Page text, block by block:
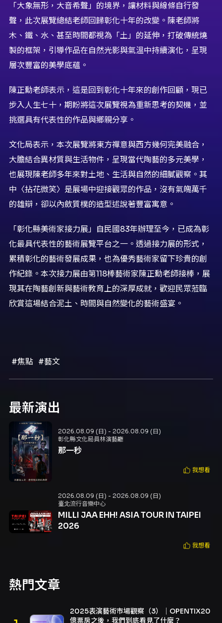
「大象無形，大音希聲」的境界，讓材料與線條自行發
聲，此次展覽總結老師回歸彰化十年的改變。陳老師將
木、鐵、水、甚至時間都視為「土」的延伸，打破傳統燒
製的框架，引導作品在自然光影與氣溫中持續演化，呈現
層次豐富的美學底蘊。
陳正勳老師表示，這是回到彰化十年來的創作回顧，現已
步入人生七十，期盼將這次展覽視為重新思考的契機，並
挑選具有代表性的作品與鄉親分享。
文化局表示，本次展覽將東方禪意與西方幾何完美融合，
大膽結合異材質與生活物件，呈現當代陶藝的多元美學，
也展現陳老師多年來對土地、生活與自然的細膩觀察。其
中〈拈花微笑〉是展場中迎接觀眾的作品，沒有氣魄萬千
的雄辯，卻以內斂質樸的造型述說著豐富寓意。
「彰化縣美術家接力展」自民國83年辦理至今，已成為彰
化最具代表性的藝術展覽平台之一。透過接力展的形式，
累積彰化的藝術發展成果，也為優秀藝術家留下珍貴的創
作紀錄。本次接力展由第118棒藝術家陳正勳老師接棒，展
現其在陶藝創新與藝術教育上的深厚成就，歡迎民眾蒞臨
欣賞這場結合泥土、時間與自然變化的藝術盛宴。
#焦點 #藝文
最新演出
2026.08.09 (日) - 2026.08.09 (日)
彰化縣文化局員林演藝廳
那一秒
我想看
2026.08.09 (日) - 2026.08.09 (日)
臺北流行音樂中心
MILLI JAA EHH! ASIA TOUR IN TAIPEI
2026
我想看
熱門文章
2025表演藝術市場觀察（3）｜OPENTIX20
億票房之後，我們到底看見了什麼？